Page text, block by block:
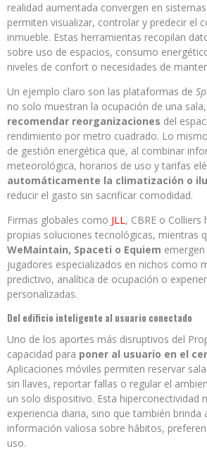
realidad aumentada convergen en
permiten visualizar, controlar y predecir el
inmueble. Estas herramientas recopilan
sobre uso de espacios, consumo
niveles de confort o necesidades de
Un ejemplo claro son las plataformas de
no solo muestran la ocupación de una
recomendar reorganizaciones del
rendimiento por metro cuadrado. Lo
de gestión energética que, al combinar
meteorológica, horarios de uso y tarifas
automáticamente la climatización o
reducir el gasto sin sacrificar comodidad.
Firmas globales como JLL, CBRE o
propias soluciones tecnológicas, mientras
WeMaintain, Spaceti o Equiem
jugadores especializados en nichos como
predictivo, analítica de ocupación o
personalizadas.
Del edificio inteligente al usuario conectado
Uno de los aportes más disruptivos del
capacidad para poner al usuario en el
Aplicaciones móviles permiten reservar
sin llaves, reportar fallas o regular el
un solo dispositivo. Esta hiperconectividad
experiencia diaria, sino que también brinda
información valiosa sobre hábitos,
uso.